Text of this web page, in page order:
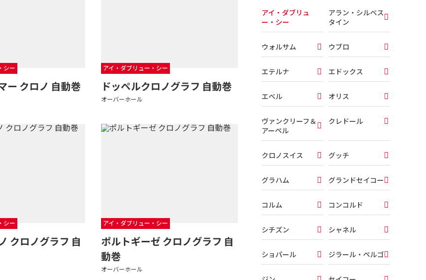
シー
ー クロノ 自動巻
アイ・ダブリュー・シー
ドッペルクロノグラフ 自動巻
オーバーホール
シー
クロノグラフ 自
アイ・ダブリュー・シー
ポルトギーゼ クロノグラフ 自
動巻
オーバーホール
アイ・ダブリュ
ー・シー
アラン・シルベス
タイン
ウォルサム ウブロ
エテルナ エドックス
エベル オリス
ヴァンクリーフ＆
アーペル
クレドール
クロノスイス グッチ
グラハム グランドセイコー
コルム コンコルド
シチズン シャネル
ショパール ジラール・ペルゴ